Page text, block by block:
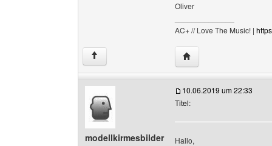
Oliver
AC+ // Love The Music! |
↑ Website dieses
modellkirmesbilder
10.06.2019 um 22:33
Titel:
Hallo,